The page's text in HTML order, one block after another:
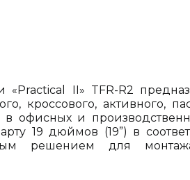
II» TFR-R2
кроссового, активного,
в офисных и
19 дюймов (19”) в
решением для